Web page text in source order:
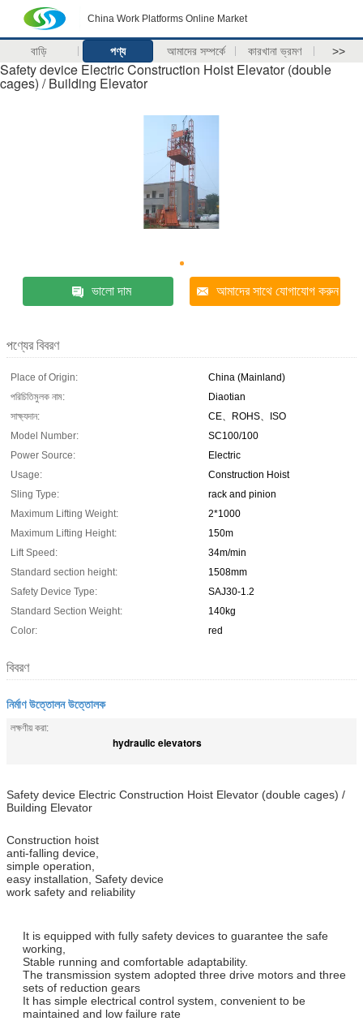
China Work Platforms Online Market
বাড়ি পণ্য আমাদের সম্পর্কে কারখানা ভ্রমণ >>
Safety device Electric Construction Hoist Elevator (double
cages) / Building Elevator
ভালো দাম আমাদের সাথে যোগাযোগ করুন
পণ্যের বিবরণ
Place of Origin:
China (Mainland)
পরিচিতিমুলক নাম:
Diaotian
সাক্ষ্যদান:
CE、ROHS、ISO
Model Number:
SC100/100
Power Source:
Electric
Usage:
Construction Hoist
Sling Type:
rack and pinion
Maximum Lifting Weight:
2*1000
Maximum Lifting Height:
150m
Lift Speed:
34m/min
Standard section height:
1508mm
Safety Device Type:
SAJ30-1.2
Standard Section Weight:
140kg
Color:
red
বিবরণ
নির্মাণ উত্তোলন উত্তোলক
লক্ষণীয় করা:
hydraulic elevators
Safety device Electric Construction Hoist Elevator (double cages) /
Building Elevator
Construction hoist
anti-falling device,
simple operation,
easy installation, Safety device
work safety and reliability
It is equipped with fully safety devices to guarantee the safe
working,
Stable running and comfortable adaptability.
The transmission system adopted three drive motors and three
sets of reduction gears
It has simple electrical control system, convenient to be
maintained and low failure rate